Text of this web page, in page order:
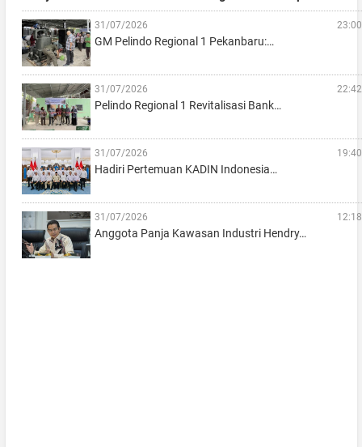
31/07/2026 23:00
GM Pelindo Regional 1 Pekanbaru:…
31/07/2026 22:42
Pelindo Regional 1 Revitalisasi Bank…
31/07/2026 19:40
Hadiri Pertemuan KADIN Indonesia…
31/07/2026 12:18
Anggota Panja Kawasan Industri Hendry…